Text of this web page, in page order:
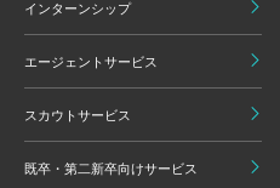
インターンシップ
エージェントサービス
スカウトサービス
既卒・第二新卒向けサービス